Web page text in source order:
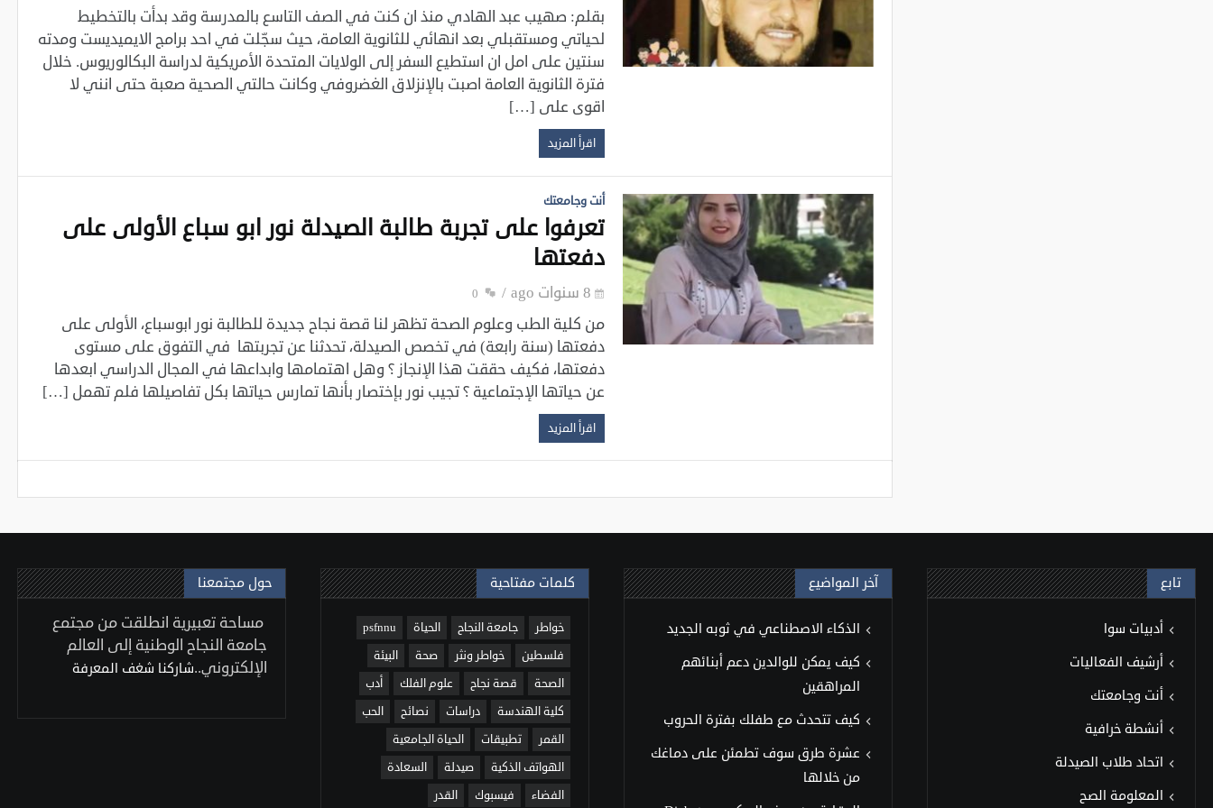
بقلم: صهيب عبد الهادي منذ ان كنت في الصف التاسع بالمدرسة وقد بدأت بالتخطيط
لحياتي ومستقبلي بعد انهائي للثانوية العامة، حيث سجّلت في احد برامج الايميديست ومدته
سنتين على امل ان استطيع السفر إلى الولايات المتحدة الأمريكية لدراسة البكالوريوس. خلال
فترة الثانوية العامة اصبت بالإنزلاق الغضروفي وكانت حالتي الصحية صعبة حتى انني لا
اقوى على […]
اقرأ المزيد
أنت وجامعتك
تعرفوا على تجربة طالبة الصيدلة نور ابو سباع الأولى على
دفعتها
8 سنوات ago 0
من كلية الطب وعلوم الصحة تظهر لنا قصة نجاح جديدة للطالبة نور ابوسباع، الأولى على
دفعتها (سنة رابعة) في تخصص الصيدلة، تحدثنا عن تجربتها في التفوق على مستوى
دفعتها، فكيف حققت هذا الإنجاز ؟ وهل اهتمامها وابداعها في المجال الدراسي ابعدها
عن حياتها الإجتماعية ؟ تجيب نور بإختصار بأنها تمارس حياتها بكل تفاصيلها فلم تهمل […]
اقرأ المزيد
حول مجتمعنا
مساحة تعبيرية انطلقت من مجتمع
جامعة النجاح الوطنية إلى العالم
الإلكتروني..شاركنا شغف المعرفة
كلمات مفتاحية
خواطر جامعة النجاح الحياة
psfnnu
فلسطين
خواطر ونثر صحة
البيئة
الصحة
قصة نجاح علوم الفلك
أدب
كلية الهندسة
دراسات نصائح
الحب
القمر
تطبيقات
الحياة الجامعية
الهواتف الذكية
صيدلة
السعادة
الفضاء
فيسبوك القدر
آخر المواضيع
الذكاء الاصطناعي في ثوبه الجديد
كيف يمكن للوالدين دعم أبنائهم
المراهقين
كيف تتحدث مع طفلك بفترة الحروب
عشرة طرق سوف تطمئن على دماغك
من خلالها
تابع
أدبيات سوا
أرشيف الفعاليات
أنت وجامعتك
أنشطة خرافية
اتحاد طلاب الصيدلة
المعلومة الصح